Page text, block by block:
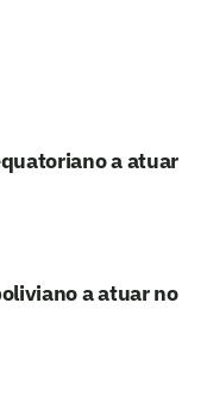
a atuar
a atuar no